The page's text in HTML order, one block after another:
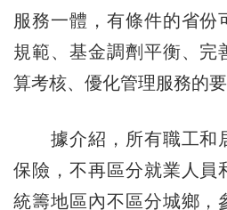
服務一體，有條件的省份
規範、基金調劑平衡、完
算考核、優化管理服務的
據介紹，所有職工和
保險，不再區分就業人員
統籌地區內不區分城鄉，